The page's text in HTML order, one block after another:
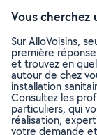
Vous cherchez
Sur AlloVoisins,
première
et trouvez en
autour de chez
installation
Consultez les
particuliers, qui
réalisation,
votre demande